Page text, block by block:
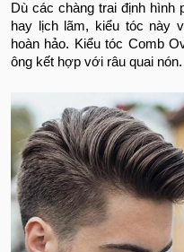
Dù các chàng trai định hình
hay lịch lãm, kiểu tóc này
hoàn hảo. Kiểu tóc Comb
ông kết hợp với râu quai nón.